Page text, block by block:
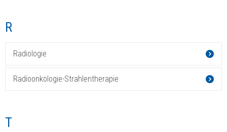
R
Radiologie
Radioonkologie-Strahlentherapie
T